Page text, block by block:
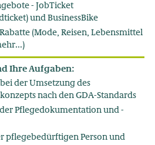
- JobTicket
und BusinessBike
(Mode, Reisen, Lebensmittel
Ihre Aufgaben:
der Umsetzung des
nach den GDA-Standards
Pflegedokumentation und -
pflegebedürftigen Person und